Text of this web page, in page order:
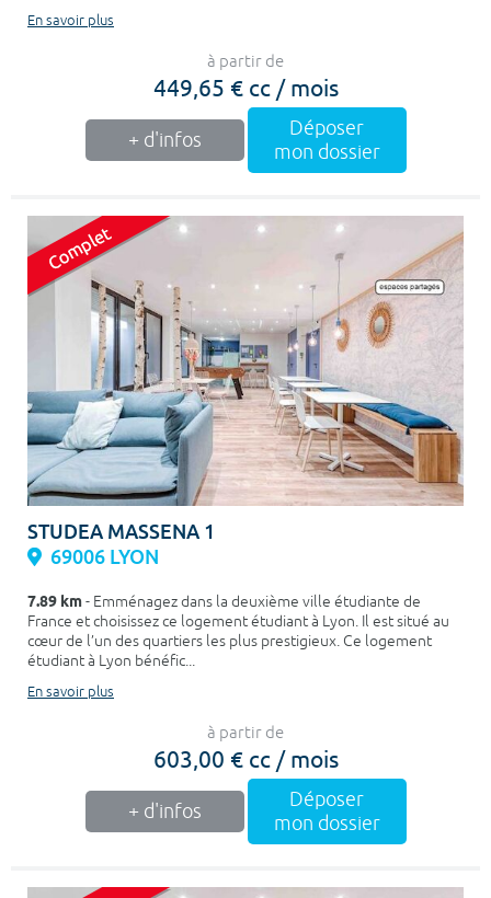
En savoir plus
à partir de
449,65 € cc / mois
+ d'infos
Déposer
mon dossier
STUDEA MASSENA 1
69006 LYON
7.89 km- Emménagez dans la deuxième ville étudiante de
France et choisissez ce logement étudiant à Lyon. Il est situé au
cœur de l’un des quartiers les plus prestigieux. Ce logement
étudiant à Lyon bénéfic...
En savoir plus
à partir de
603,00 € cc / mois
+ d'infos
Déposer
mon dossier